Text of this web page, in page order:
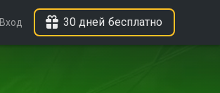
Вход 30 дней бесплатно